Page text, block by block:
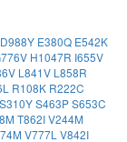
D988Y E380Q E542K
H1047R I655V
L841V L858R
R108K R222C
S310YS463PS653C
T862IV244M
V777L V842I